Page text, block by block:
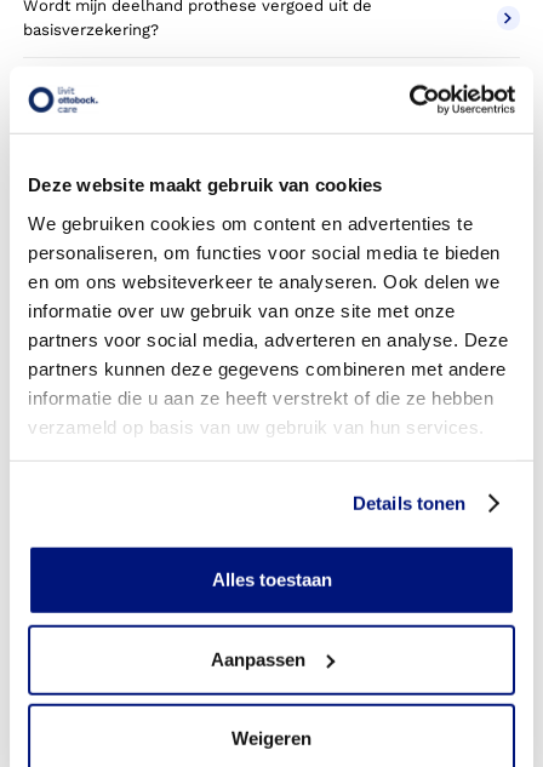
Deze website maakt gebruik van cookies
We gebruiken cookies om content en advertenties te
personaliseren, om functies voor social media te bieden
en om ons websiteverkeer te analyseren. Ook delen we
informatie over uw gebruik van onze site met onze
partners voor social media, adverteren en analyse. Deze
partners kunnen deze gegevens combineren met andere
informatie die u aan ze heeft verstrekt of die ze hebben
verzameld op basis van uw gebruik van hun services.
Details tonen
Alles toestaan
Aanpassen
Weigeren
Wordt mijn deelhand prothese vergoed uit de
basisverzekering?
Wordt mijn deelhand prothese vergoed vanuit een
aanvullende verzekering?
Zijn er ook deelhand prothesen in confectie- of standaard
uitvoeringen?
Is de deelhand prothese mijn eigendom?
Wordt de deelhand prothese geleverd onder de bruikleen
of lease regeling van uw zorgverzekering?
Wanneer mag mijn deelhand prothese vervangen worden?
toestemming nodig van mijn zorgverzekeraar?
Kan ik een reserve deelhand prothese vergoed krijgen?
Wat valt er binnen de vergoeding van een deelhand
prothese?
betaald door mijn zorgverzekering?